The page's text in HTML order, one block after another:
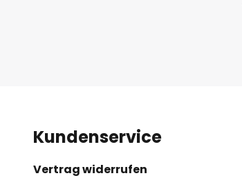
Kundenservice
Vertrag widerrufen